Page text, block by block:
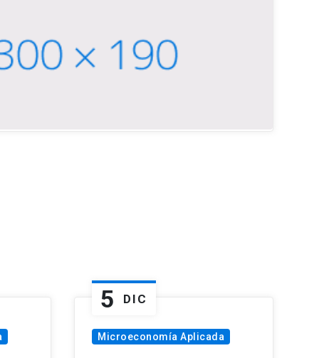
5 DIC
Microeconomía Aplicada